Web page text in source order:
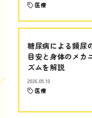
医療
糖尿病による頻尿
目安と身体のメカ
ズムを解説
2026.05.10
医療